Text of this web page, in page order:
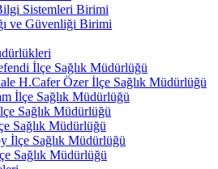
Sistemleri Birimi
ve Güvenliği Birimi
İlçe Sağlık Müdürlüğü
H.Cafer Özer İlçe Sağlık Müdürlüğü
İlçe Sağlık Müdürlüğü
Sağlık Müdürlüğü
Sağlık Müdürlüğü
İlçe Sağlık Müdürlüğü
Sağlık Müdürlüğü